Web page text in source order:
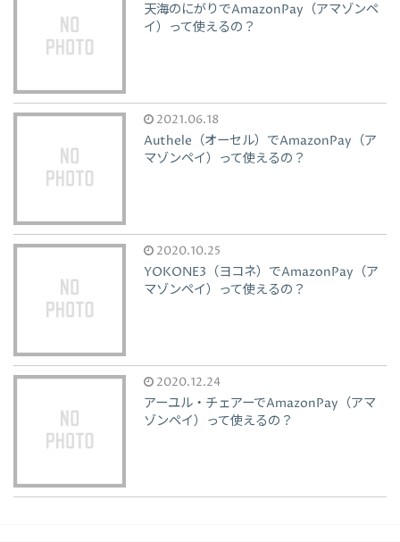
天海のにがりでAmazonPay（アマゾンペ
イ）って使えるの？
2021.06.18
Authele（オーセル）でAmazonPay（ア
マゾンペイ）って使えるの？
2020.10.25
YOKONE3（ヨコネ）でAmazonPay（ア
マゾンペイ）って使えるの？
2020.12.24
アーユル・チェアーでAmazonPay（アマ
ゾンペイ）って使えるの？